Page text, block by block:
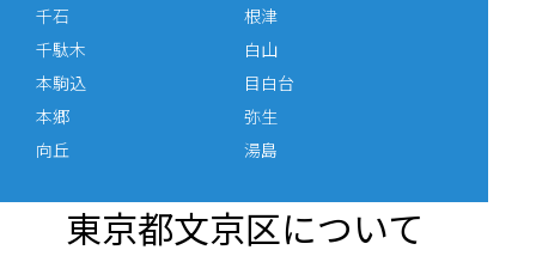
千石
千駄木
根津
白山
本駒込
本郷
向丘
目白台
弥生
湯島
東京都文京区について